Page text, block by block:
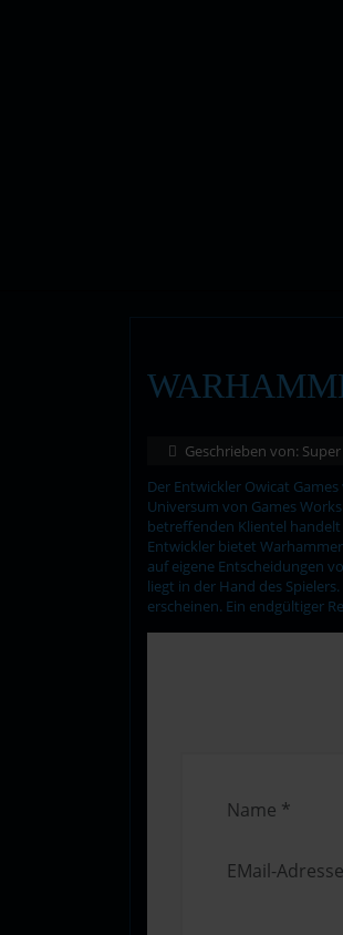
Geschrieben von:
Der Entwickler Owicat
Universum von Games
betreffenden Klientel
Entwickler bietet
auf eigene Entscheidungen
liegt in der Hand des
erscheinen. Ein endgültiger